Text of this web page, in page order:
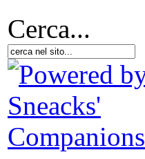
Cerca...